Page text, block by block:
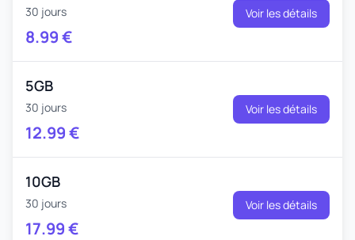
30 jours
8.99€
Voir les détails
5GB
30 jours
12.99€
Voir les détails
10GB
30 jours
17.99€
Voir les détails